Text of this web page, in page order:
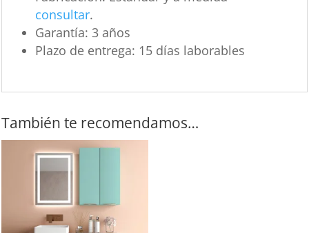
consultar.
Garantía: 3 años
Plazo de entrega: 15 días laborables
También te recomendamos…